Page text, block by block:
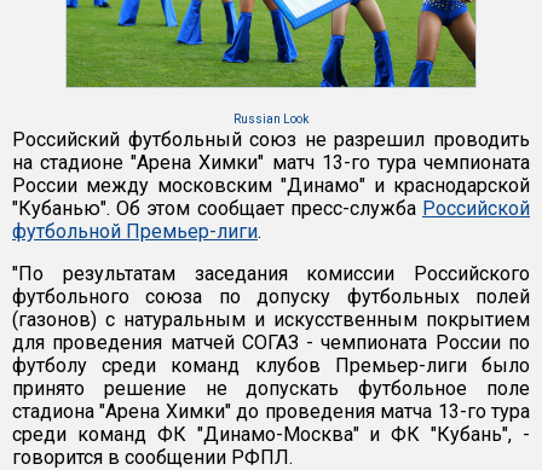
Russian Look
Российский футбольный союз не разрешил проводить
на стадионе "Арена Химки" матч 13-го тура чемпионата
России между московским "Динамо" и краснодарской
"Кубанью". Об этом сообщает пресс-служба Российской
футбольной Премьер-лиги.
"По результатам заседания комиссии Российского
футбольного союза по допуску футбольных полей
(газонов) с натуральным и искусственным покрытием
для проведения матчей СОГАЗ - чемпионата России по
футболу среди команд клубов Премьер-лиги было
принято решение не допускать футбольное поле
стадиона "Арена Химки" до проведения матча 13-го тура
среди команд ФК "Динамо-Москва" и ФК "Кубань", -
говорится в сообщении РФПЛ.